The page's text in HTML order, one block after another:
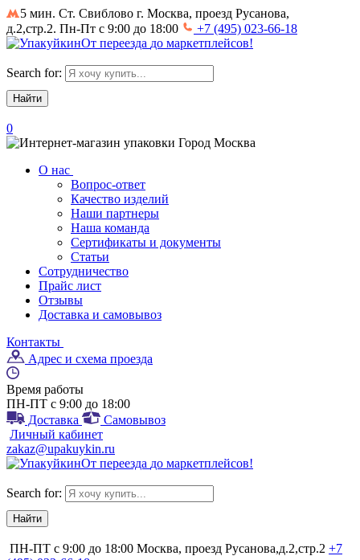
5 мин. Ст. Свиблово г. Москва, проезд Русанова,
д.2,стр.2. Пн-Пт с 9:00 до 18:00
+7 (495) 023-66-18
От переезда до маркетплейсов!
Search for:
0
Город Москва
О нас
Вопрос-ответ
Качество изделий
Наши партнеры
Наша команда
Сертификаты и документы
Статьи
Сотрудничество
Прайс лист
Отзывы
Доставка и самовывоз
Контакты
Адрес и схема проезда
Время работы
ПН-ПТ с 9:00 до 18:00
Доставка
Самовывоз
Личный кабинет
zakaz@upakuykin.ru
От переезда до маркетплейсов!
Search for:
ПН-ПТ с 9:00 до 18:00 Москва, проезд Русанова,д.2,стр.2 +7